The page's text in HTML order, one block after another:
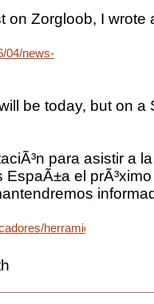
on Zorgloob, I wrote
04/news-
be today, but on a
para asistir a
el
herramientas/